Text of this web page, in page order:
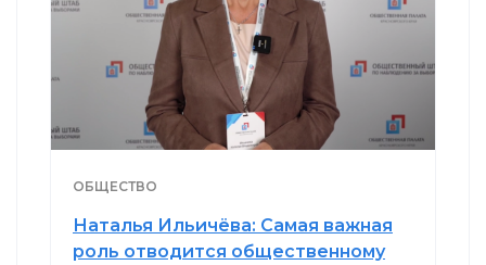
ОБЩЕСТВО
Наталья Ильичёва: Самая важная
роль отводится общественному